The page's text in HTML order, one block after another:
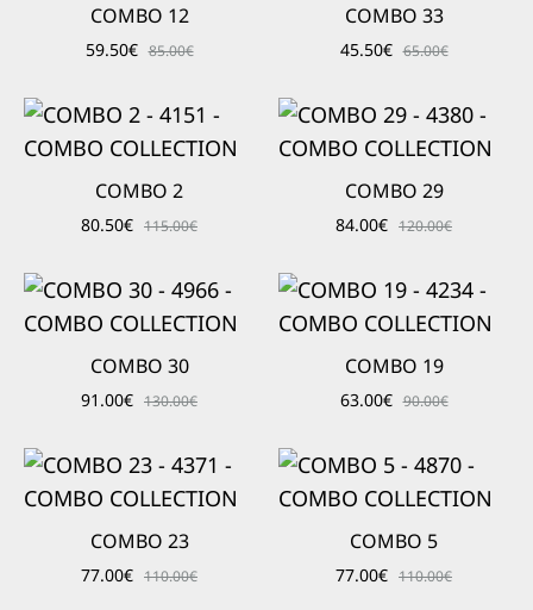
COMBO 12
59.50€ 85.00€
COMBO 33
45.50€ 65.00€
COMBO 2
80.50€ 115.00€
COMBO 29
84.00€ 120.00€
COMBO 30
91.00€ 130.00€
COMBO 19
63.00€ 90.00€
COMBO 23
77.00€ 110.00€
COMBO 5
77.00€ 110.00€